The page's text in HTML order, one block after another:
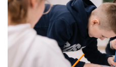
ІНШЕ
Інтерв'ю
Картки